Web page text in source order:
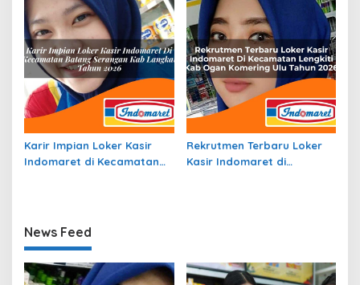
Karir Impian Loker Kasir
Indomaret di Kecamatan
Rekrutmen Terbaru Loker
Kasir Indomaret di
News Feed